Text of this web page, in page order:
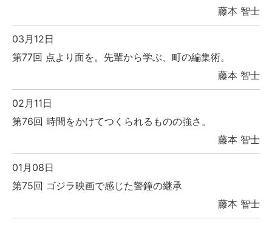
藤本 智士
03月12日
第77回 点より面を。先輩から学ぶ、町の編集術。
藤本 智士
02月11日
第76回 時間をかけてつくられるものの強さ。
藤本 智士
01月08日
第75回 ゴジラ映画で感じた警鐘の継承
藤本 智士